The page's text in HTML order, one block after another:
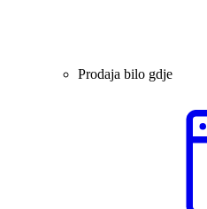
Prodaja bilo gdje